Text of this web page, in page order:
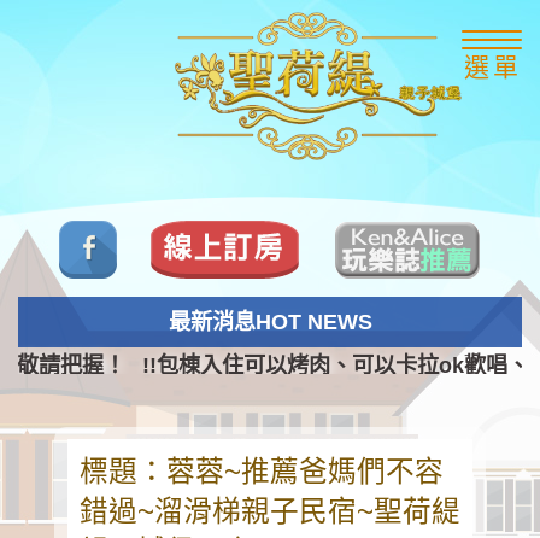
選單
最新消息HOT NEWS
敬請把握！
!!包棟入住可以烤肉、可以卡拉ok歡唱、
標題：蓉蓉~推薦爸媽們不容
錯過~溜滑梯親子民宿~聖荷緹